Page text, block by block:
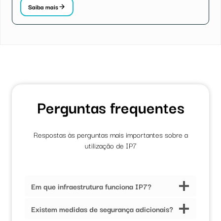
Saiba mais
Perguntas frequentes
Respostas às perguntas mais importantes sobre a
utilização de IP7
Em que infraestrutura funciona IP7?
Existem medidas de segurança adicionais?